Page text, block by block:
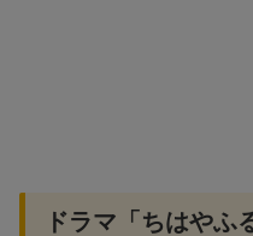
ドラマ「ちはやふ